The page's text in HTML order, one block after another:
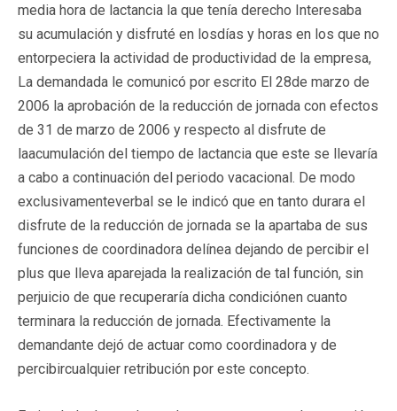
media hora de lactancia la que tenía derecho Interesaba
su acumulación y disfruté en losdías y horas en los que no
entorpeciera la actividad de productividad de la empresa,
La demandada le comunicó por escrito El 28de marzo de
2006 la aprobación de la reducción de jornada con efectos
de 31 de marzo de 2006 y respecto al disfrute de
laacumulación del tiempo de lactancia que este se llevaría
a cabo a continuación del periodo vacacional. De modo
exclusivamenteverbal se le indicó que en tanto durara el
disfrute de la reducción de jornada se la apartaba de sus
funciones de coordinadora delínea dejando de percibir el
plus que lleva aparejada la realización de tal función, sin
perjuicio de que recuperaría dicha condiciónen cuanto
terminara la reducción de jornada. Efectivamente la
demandante dejó de actuar como coordinadora y de
percibircualquier retribución por este concepto.